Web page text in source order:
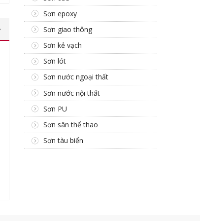
Sơn epoxy
Sơn giao thông
Sơn kẻ vạch
Sơn lót
Sơn nước ngoại thất
Sơn nước nội thất
Sơn PU
Sơn sân thể thao
Sơn tàu biển